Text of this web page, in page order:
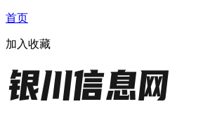
首页
加入收藏